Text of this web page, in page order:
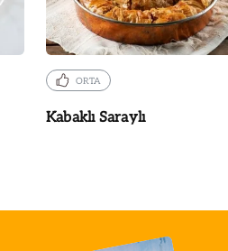
ORTA
Kabaklı Saraylı